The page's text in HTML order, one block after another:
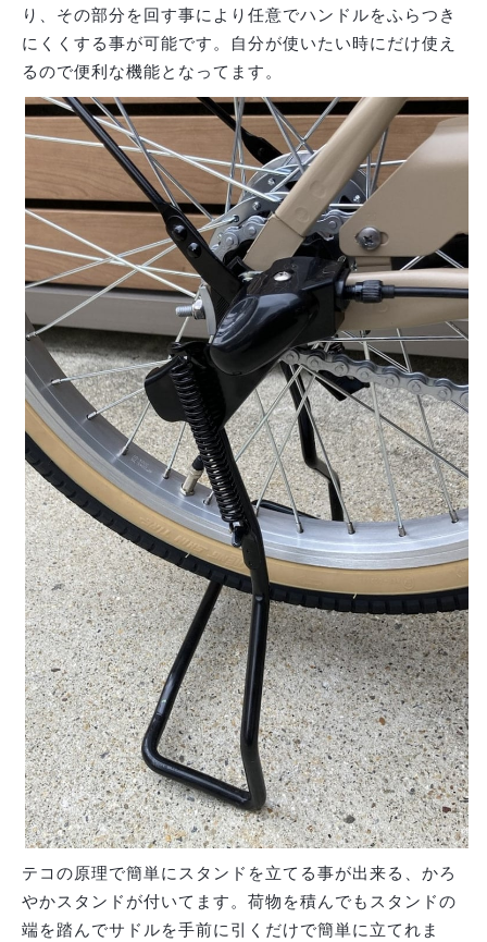
り、その部分を回す事により任意でハンドルをふらつき
にくくする事が可能です。自分が使いたい時にだけ使え
るので便利な機能となってます。
テコの原理で簡単にスタンドを立てる事が出来る、かろ
やかスタンドが付いてます。荷物を積んでもスタンドの
端を踏んでサドルを手前に引くだけで簡単に立てれま